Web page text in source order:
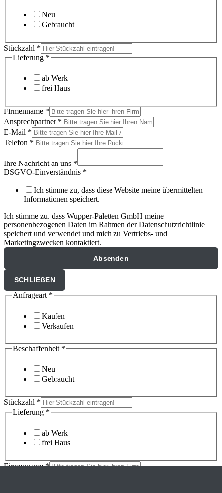
Neu
Gebraucht
Stückzahl *
Lieferung *
ab Werk
frei Haus
Firmenname *
Ansprechpartner *
E-Mail *
Telefon *
Ihre Nachricht an uns *
DSGVO-Einverständnis *
Ich stimme zu, dass diese Website meine übermittelten
Informationen speichert.
Ich stimme zu, dass Wupper-Paletten GmbH meine
personenbezogenen Daten im Rahmen der Datenschutzrichtlinie
speichert und verwendet und mich zu Vertriebs- und
Marketingzwecken kontaktiert.
Absenden
SCHLIEẞEN
Anfrageart *
Kaufen
Verkaufen
Beschaffenheit *
Neu
Gebraucht
Stückzahl *
Lieferung *
ab Werk
frei Haus
Firmenname*